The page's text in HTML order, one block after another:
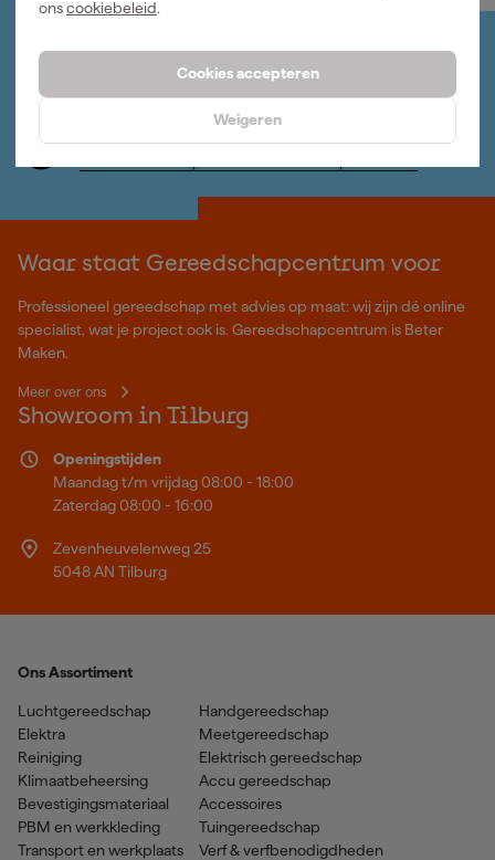
onscookiebeleid.
Cookies accepteren
Weigeren
Log-in en beheer je bestellingen en gegevens
Inschrijven wekelijkse nieuwsbrief
Waar staat Gereedschapcentrum voor
Professioneel gereedschap met advies op maat: wij zijn dé online
specialist, wat je project ook is. Gereedschapcentrum is Beter
Maken.
Meer over ons
Showroom in Tilburg
Openingstijden
Maandag t/m vrijdag 08:00 - 18:00
Zaterdag 08:00 - 16:00
Zevenheuvelenweg 25
5048 AN Tilburg
Ons Assortiment
Luchtgereedschap
Elektra
Reiniging
Klimaatbeheersing
Bevestigingsmateriaal
PBM en werkkleding
Transport en werkplaats
Handgereedschap
Meetgereedschap
Elektrisch gereedschap
Accu gereedschap
Accessoires
Tuingereedschap
Verf & verfbenodigdheden